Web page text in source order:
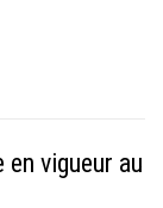
vigueur au